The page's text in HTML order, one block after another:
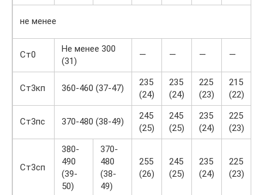
не менее
Ст0
Не менее 300
(31)
— — — —
Ст3кп 360-460 (37-47)
235
(24)
235
(24)
225
(23)
215
(22)
Ст3пс 370-480 (38-49)
245
(25)
245
(25)
235
(24)
225
(23)
Ст3сп
380-
490
(39-
50)
370-
480
(38-
49)
255
(26)
245
(25)
235
(24)
225
(23)